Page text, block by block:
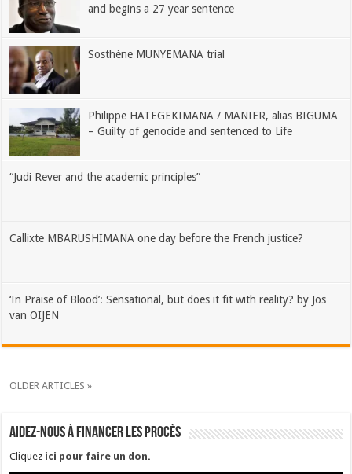
and begins a 27 year sentence
Sosthène MUNYEMANA trial
Philippe HATEGEKIMANA / MANIER, alias BIGUMA
– Guilty of genocide and sentenced to Life
“Judi Rever and the academic principles”
Callixte MBARUSHIMANA one day before the French justice?
‘In Praise of Blood’: Sensational, but does it fit with reality? by Jos
van OIJEN
OLDER ARTICLES »
Aidez-nous à financer les procès
Cliquez ici pour faire un don.